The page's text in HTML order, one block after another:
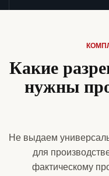
Какие
нужны
Не выдаем
для
фактическому